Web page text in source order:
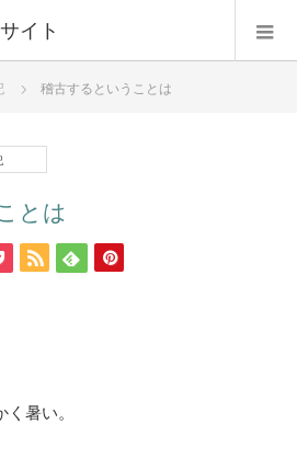
イト
稽古するということは
とは
暑い。